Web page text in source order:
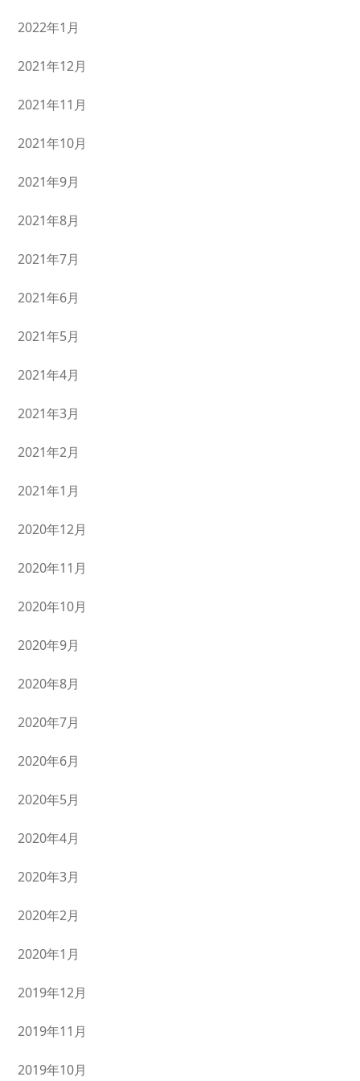
2022年1月
2021年12月
2021年11月
2021年10月
2021年9月
2021年8月
2021年7月
2021年6月
2021年5月
2021年4月
2021年3月
2021年2月
2021年1月
2020年12月
2020年11月
2020年10月
2020年9月
2020年8月
2020年7月
2020年6月
2020年5月
2020年4月
2020年3月
2020年2月
2020年1月
2019年12月
2019年11月
2019年10月